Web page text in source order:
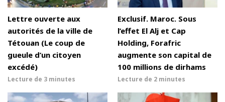
Lettre ouverte aux
autorités de la ville de
Tétouan (Le coup de
gueule d’un citoyen
excédé)
Lecture de 3 minutes
Exclusif. Maroc. Sous
l’effet El Alj et Cap
Holding, Forafric
augmente son capital de
100 millions de dirhams
Lecture de 2 minutes